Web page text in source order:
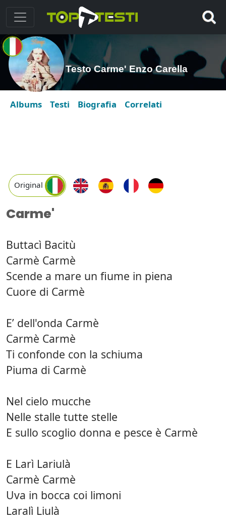
Testo Carme' Enzo Carella
Albums Testi Biografia Correlati
Original
Carme'
Buttacì Bacitù
Carmè Carmè
Scende a mare un fiume in piena
Cuore di Carmè
E’ dell'onda Carmè
Carmè Carmè
Ti confonde con la schiuma
Piuma di Carmè
Nel cielo mucche
Nelle stalle tutte stelle
E sullo scoglio donna e pesce è Carmè
E Larì Lariulà
Carmè Carmè
Uva in bocca coi limoni
Laralì Liulà